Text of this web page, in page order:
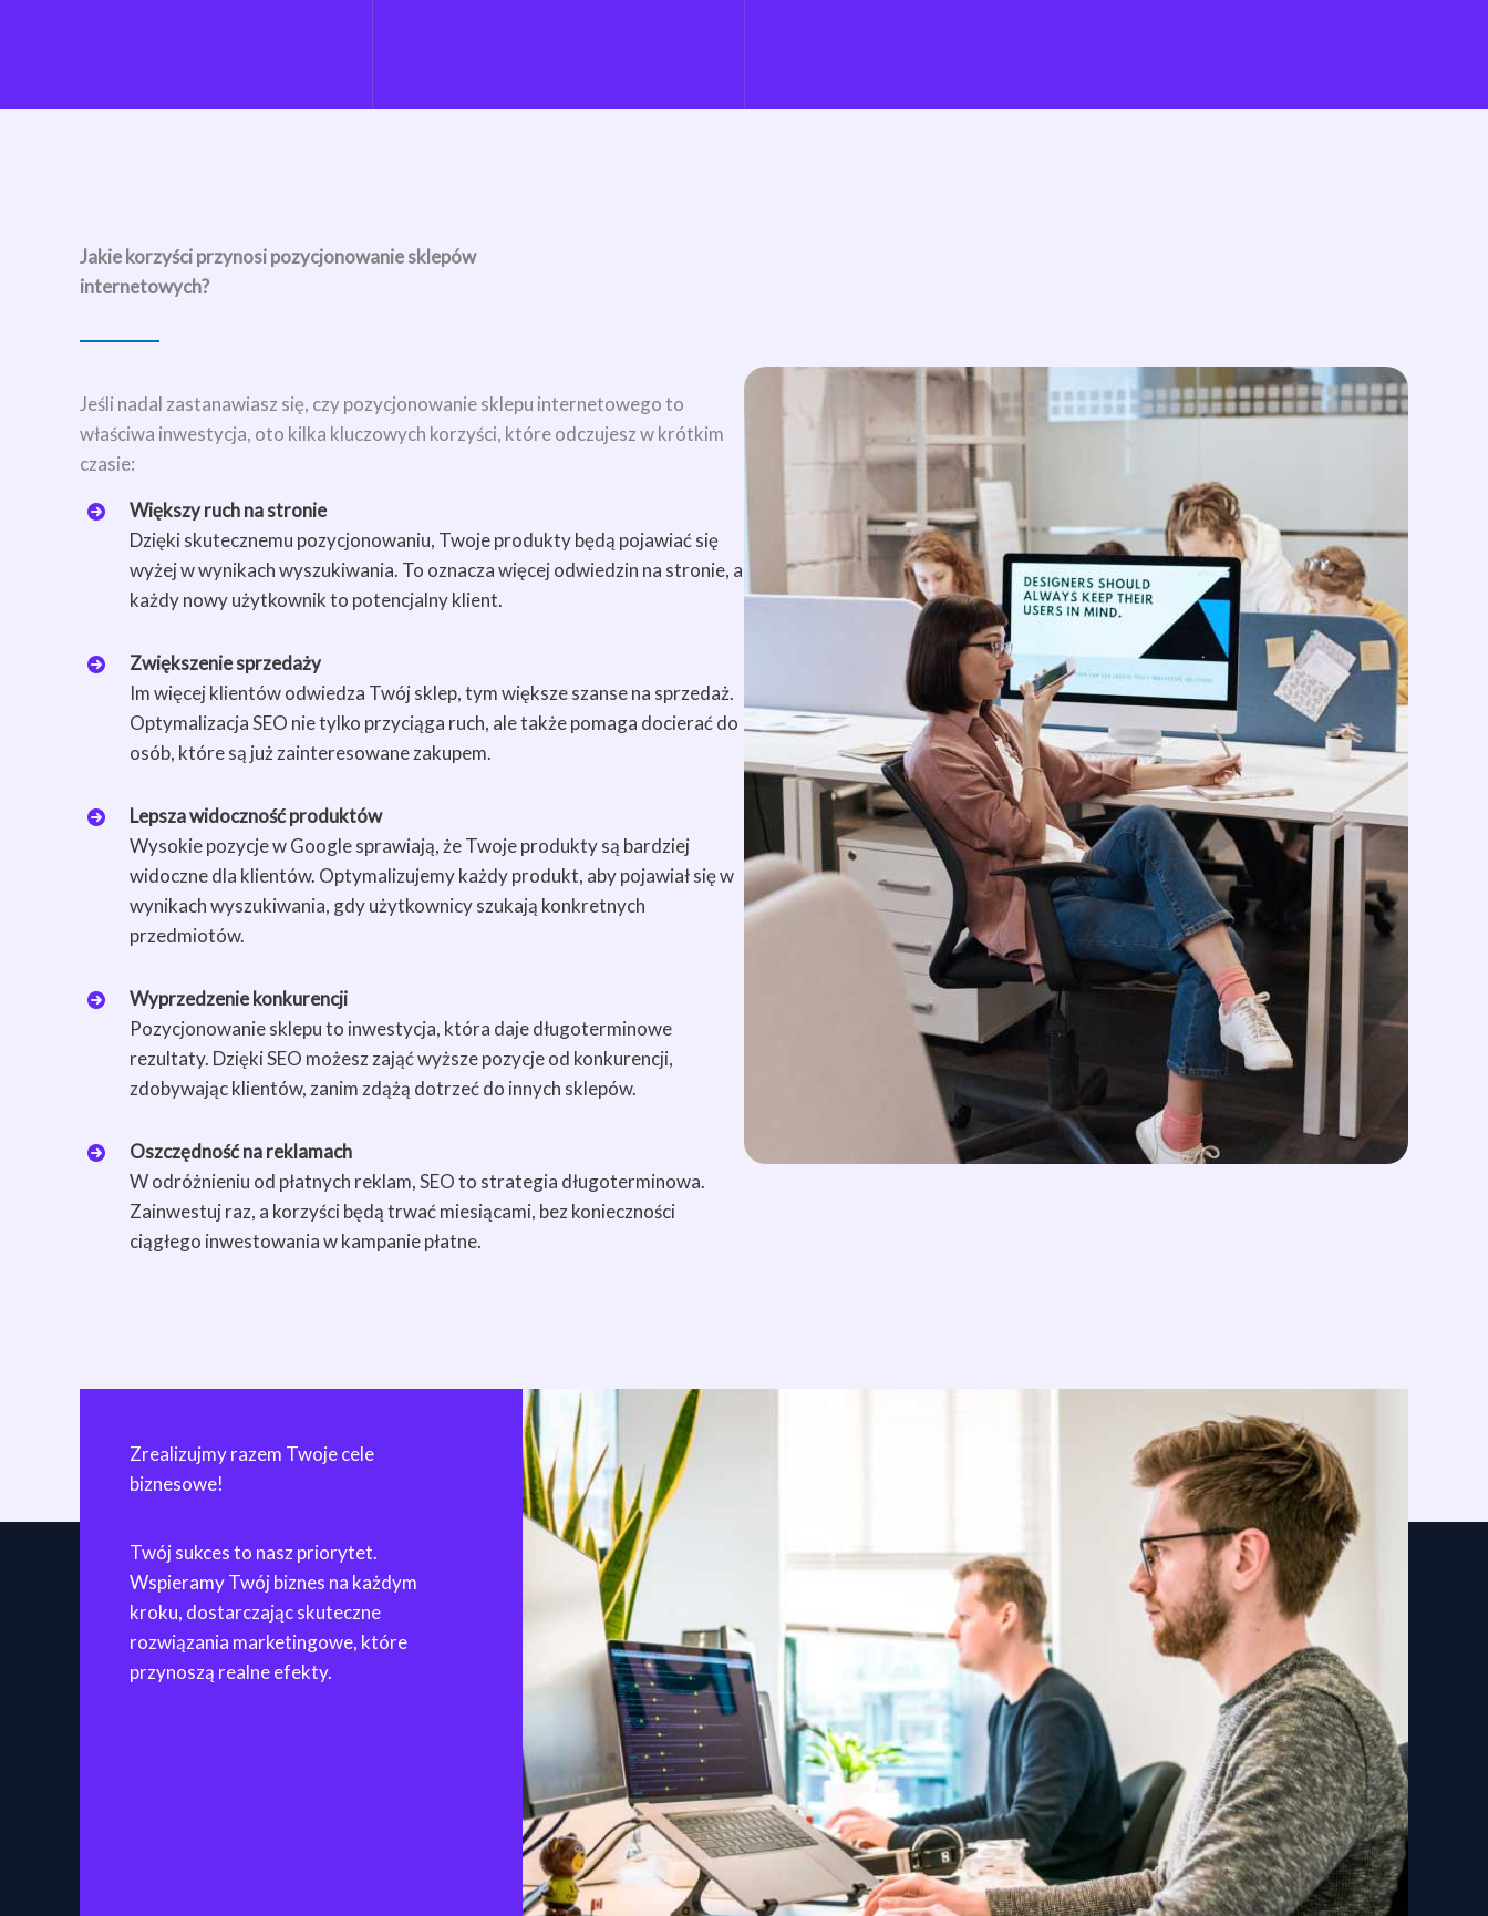
Jakie korzyści przynosi pozycjonowanie sklepów
internetowych?
Jeśli nadal zastanawiasz się, czy pozycjonowanie sklepu internetowego to
właściwa inwestycja, oto kilka kluczowych korzyści, które odczujesz w krótkim
czasie:
Większy ruch na stronie
Dzięki skutecznemu pozycjonowaniu, Twoje produkty będą pojawiać się
wyżej w wynikach wyszukiwania. To oznacza więcej odwiedzin na stronie, a
każdy nowy użytkownik to potencjalny klient.
Zwiększenie sprzedaży
Im więcej klientów odwiedza Twój sklep, tym większe szanse na sprzedaż.
Optymalizacja SEO nie tylko przyciąga ruch, ale także pomaga docierać do
osób, które są już zainteresowane zakupem.
Lepsza widoczność produktów
Wysokie pozycje w Google sprawiają, że Twoje produkty są bardziej
widoczne dla klientów. Optymalizujemy każdy produkt, aby pojawiał się w
wynikach wyszukiwania, gdy użytkownicy szukają konkretnych
przedmiotów.
Wyprzedzenie konkurencji
Pozycjonowanie sklepu to inwestycja, która daje długoterminowe
rezultaty. Dzięki SEO możesz zająć wyższe pozycje od konkurencji,
zdobywając klientów, zanim zdążą dotrzeć do innych sklepów.
Oszczędność na reklamach
W odróżnieniu od płatnych reklam, SEO to strategia długoterminowa.
Zainwestuj raz, a korzyści będą trwać miesiącami, bez konieczności
ciągłego inwestowania w kampanie płatne.
Zrealizujmy razem Twoje cele
biznesowe!
Twój sukces to nasz priorytet.
Wspieramy Twój biznes na każdym
kroku, dostarczając skuteczne
rozwiązania marketingowe, które
przynoszą realne efekty.